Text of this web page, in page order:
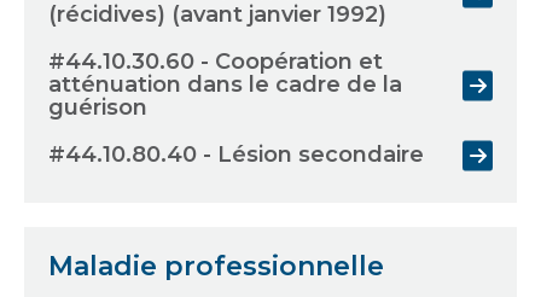
(récidives) (avant janvier 1992)
#44.10.30.60 - Coopération et
atténuation dans le cadre de la
guérison
#44.10.80.40 - Lésion secondaire
Maladie professionnelle